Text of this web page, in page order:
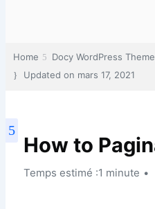
Home Docy WordPress Theme
Updated on mars 17, 2021
How to
Temps estimé :1 minute